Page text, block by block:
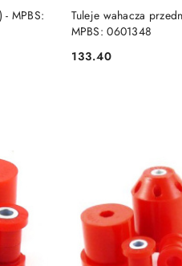
MPBS:
Tuleje wahacza
MPBS: 0601348
Cena:
133.40